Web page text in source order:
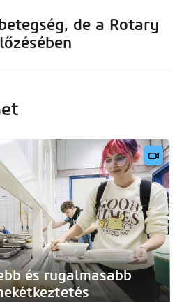
de a Rotary
és rugalmasabb